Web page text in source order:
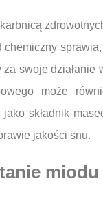
swoje
może
składnik
jakości snu.